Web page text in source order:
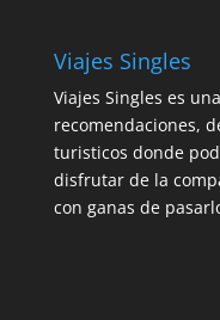
Viajes Singles
Viajes Singles es
recomendaciones,
turisticos donde
disfrutar de la
con ganas de